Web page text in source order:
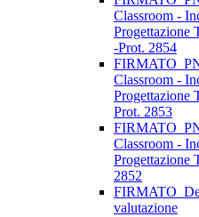
Classroom -
Progettazione
-Prot. 2854
Classroom -
Progettazione
Prot. 2853
Classroom -
Progettazione
2852
valutazione